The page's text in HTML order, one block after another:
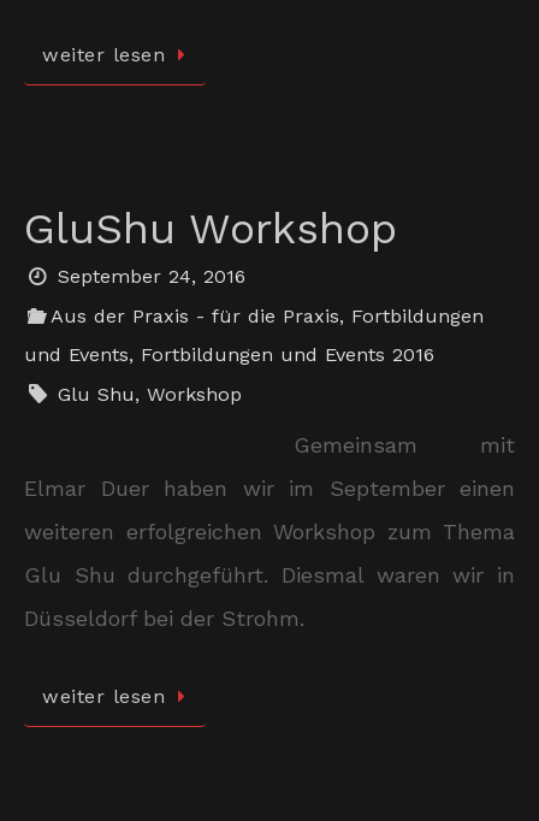
weiter lesen
GluShu Workshop
September 24, 2016
Aus der Praxis - für die Praxis, Fortbildungen
und Events, Fortbildungen und Events 2016
Glu Shu,Workshop
Gemeinsam mit
Elmar Duer haben wir im September einen
weiteren erfolgreichen Workshop zum Thema
Glu Shu durchgeführt. Diesmal waren wir in
Düsseldorf bei der Strohm.
weiter lesen